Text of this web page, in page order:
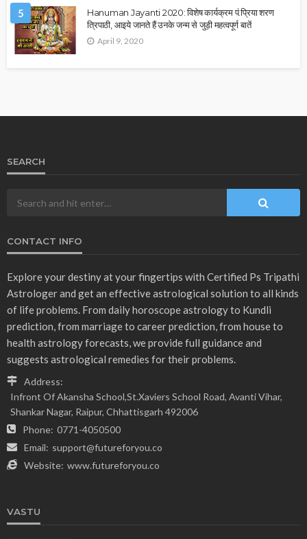
5
Hanuman Jayanti 2020: विशेष कार्यक्रम पं.प्रिया शरण
त्रिपाठी, आइये जानते हैं उनके जन्म से जुड़ी महत्वपूर्ण बातें
April 9, 2020
SEARCH
CONTACT INFO
Explore your destiny at your fingertips with Certified Ps Tripathi
Astrologer and get an effective astrological solution to all kinds
of life problems. From daily horoscope astrology to Kundli
prediction, from marriage to career prediction, from house to
health astrology forecasts, we provide full guidance and
suggests astrological remedies for their problems.
Address:
Infront Of Akansha School,St.Xaviers School Road, Avanti Vihar,
Shankar Nagar, Raipur, Chhattisgarh 492006
Phone: 0771-4050500
Email: support@futureforyou.co
Website: www.futureforyou.co
VASTU